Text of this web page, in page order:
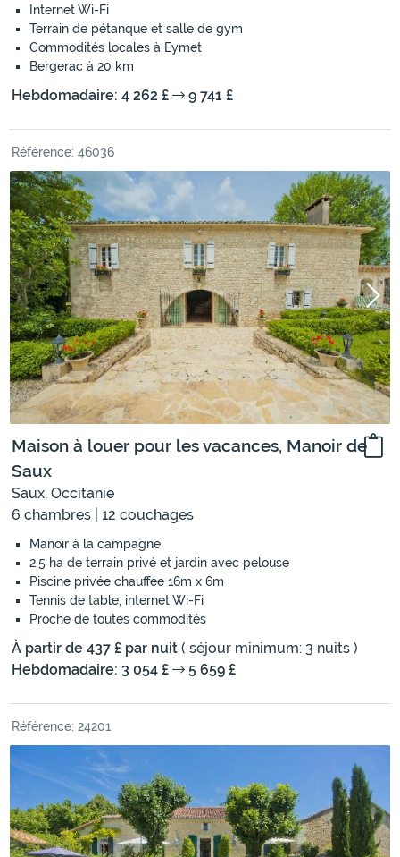
Internet Wi-Fi
Terrain de pétanque et salle de gym
Commodités locales à Eymet
Bergerac à 20 km
Hebdomadaire: 4 262 £ 9 741 £
Référence: 46036
Maison à louer pour les vacances, Manoir de
Saux
Saux, Occitanie
6 chambres | 12 couchages
Manoir à la campagne
2,5 ha de terrain privé et jardin avec pelouse
Piscine privée chauffée 16m x 6m
Tennis de table, internet Wi-Fi
Proche de toutes commodités
À partir de 437 £ par nuit ( séjour minimum: 3 nuits )
Hebdomadaire: 3 054 £
5 659 £
Référence: 24201